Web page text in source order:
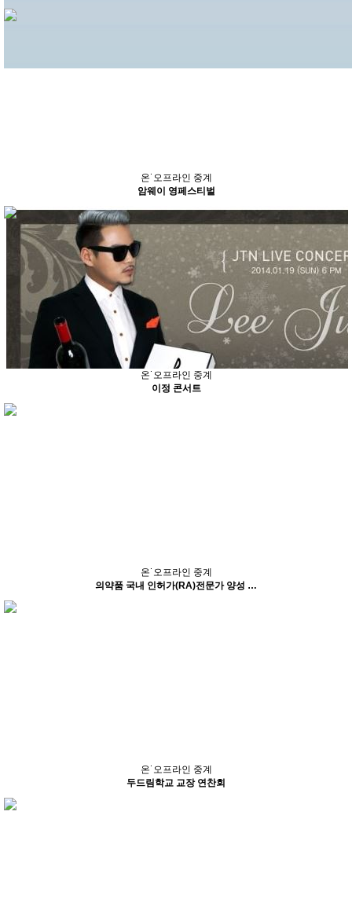
온˙오프라인 중계
암웨이 영페스티벌
온˙오프라인 중계
이정 콘서트
온˙오프라인 중계
의약품 국내 인허가(RA)전문가 양성 …
온˙오프라인 중계
두드림학교 교장 연찬회